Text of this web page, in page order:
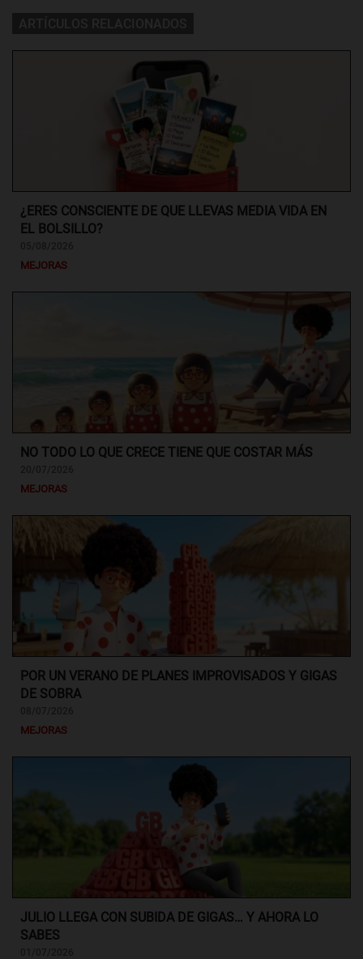
¿ERES CONSCIENTE DE QUE LLEVAS MEDIA VIDA EN
EL BOLSILLO?
MEJORAS
NO TODO LO QUE CRECE TIENE QUE COSTAR MÁS
MEJORAS
POR UN VERANO DE PLANES IMPROVISADOS Y GIGAS
DE SOBRA
MEJORAS
JULIO LLEGA CON SUBIDA DE GIGAS… Y AHORA LO
SABES